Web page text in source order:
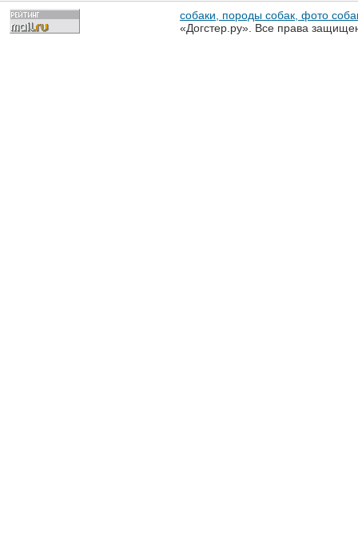
собаки, породы собак, фото
«Догстер.ру». Все права